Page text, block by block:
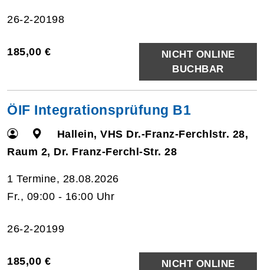
26-2-20198
185,00 €
NICHT ONLINE
BUCHBAR
ÖIF Integrationsprüfung B1
Hallein, VHS Dr.-Franz-Ferchlstr. 28,
Raum 2, Dr. Franz-Ferchl-Str. 28
1 Termine, 28.08.2026
Fr., 09:00 - 16:00 Uhr
26-2-20199
185,00 €
NICHT ONLINE